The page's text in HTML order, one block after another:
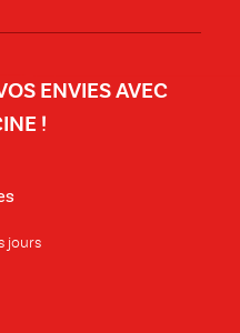
ENVIES AVEC
!
jours